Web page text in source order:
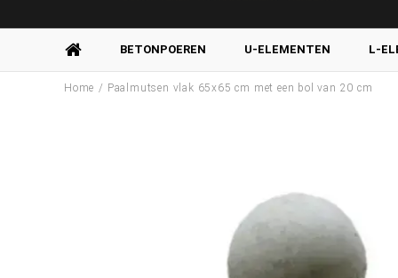
BETONPOEREN U-ELEMENTEN L-
Home / Paalmutsen vlak 65x65 cm met een bol van 20 cm